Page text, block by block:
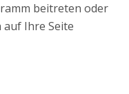
beitreten oder
Ihre Seite